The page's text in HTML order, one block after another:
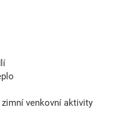
venkovní aktivity